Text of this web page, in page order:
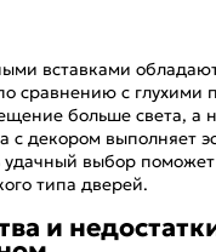
вставками
сравнению с глухими
больше света, а
с декором выполняет
выбор
типа дверей.
и